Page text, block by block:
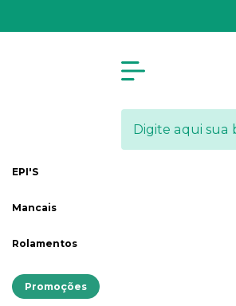
Mensageiras
EPI'S
Mancais
Rolamentos
Promoções